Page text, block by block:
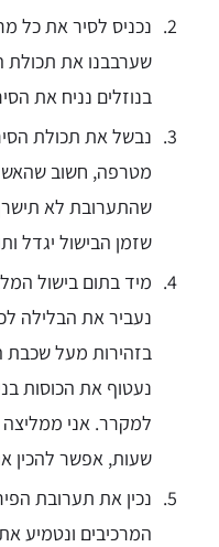
נכניס לסיר את כל
שערבבנו את תכולת
בנוזלים נניח את
נבשל את תכולת
מטרפה, חשוב שהאש
שהתערובת לא
שזמן הבישול יגדל ותוך 10 דקות נקבל נוזל סמיך
מיד בתום בישול
נעביר את הבלילה
בזהירות מעל
נעטוף את הכוסות
שעות, אפשר להכין
נכין את תערובת
המרכיבים ונטמיע